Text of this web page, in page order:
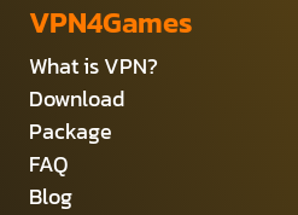
VPN4Games
What is VPN?
Download
Package
FAQ
Blog